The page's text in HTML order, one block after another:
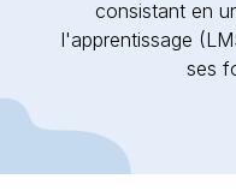
consistant en
l'apprentissage
ses